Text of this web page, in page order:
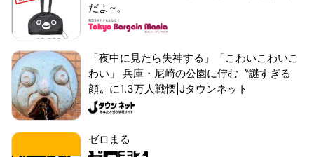
だよ~。
「夜中に見たら失神する」「こわいこわいこ
わい」 兵庫・尼崎の公園に佇む〝謎すぎる
顔〟に1.3万人戦慄|Jタウンネット
ゼロまる